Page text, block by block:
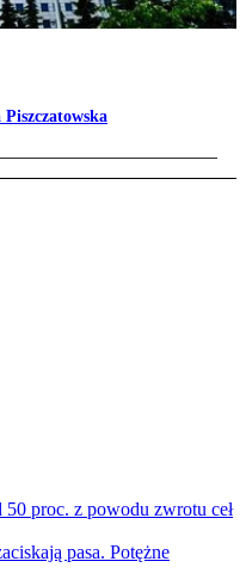
Piszczatowska
proc. z powodu zwrotu ceł
pasa. Potężne